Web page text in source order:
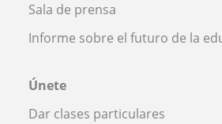
Sala de prensa
Informe sobre el futuro de la
Únete
Dar clases particulares